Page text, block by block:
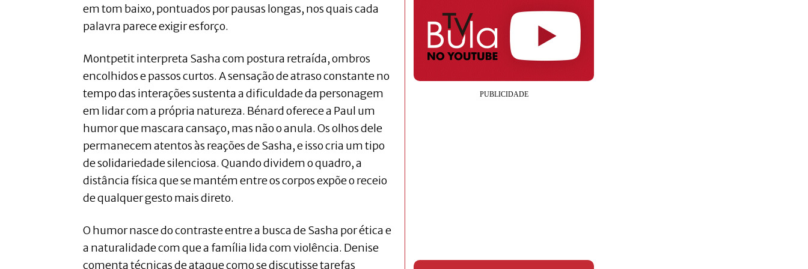
em tom baixo, pontuados por pausas longas, nos quais cada
palavra parece exigir esforço.
Montpetit interpreta Sasha com postura retraída, ombros
encolhidos e passos curtos. A sensação de atraso constante no
tempo das interações sustenta a dificuldade da personagem
em lidar com a própria natureza. Bénard oferece a Paul um
humor que mascara cansaço, mas não o anula. Os olhos dele
permanecem atentos às reações de Sasha, e isso cria um tipo
de solidariedade silenciosa. Quando dividem o quadro, a
distância física que se mantém entre os corpos expõe o receio
de qualquer gesto mais direto.
O humor nasce do contraste entre a busca de Sasha por ética e
a naturalidade com que a família lida com violência. Denise
comenta técnicas de ataque como se discutisse tarefas